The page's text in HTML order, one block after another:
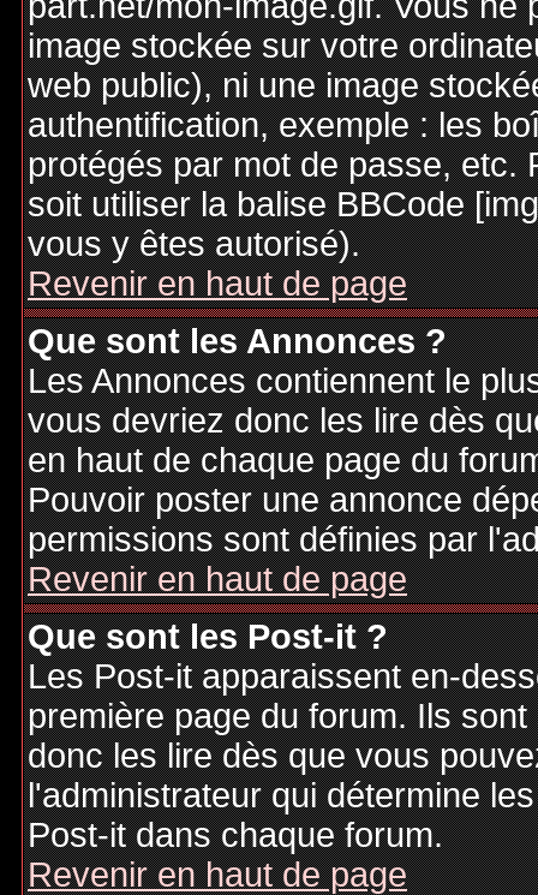
image stockée sur votre
web public), ni une image
authentification, exemple : les
protégés par mot de passe, etc.
soit utiliser la balise BBCode
vous y êtes autorisé).
Revenir en haut de page
Que sont les Annonces ?
Les Annonces contiennent le
vous devriez donc les lire dès
en haut de chaque page du
Pouvoir poster une annonce
permissions sont définies par
Revenir en haut de page
Que sont les Post-it ?
Les Post-it apparaissent en-
première page du forum. Ils
donc les lire dès que vous
l'administrateur qui détermine
Post-it dans chaque forum.
Revenir en haut de page